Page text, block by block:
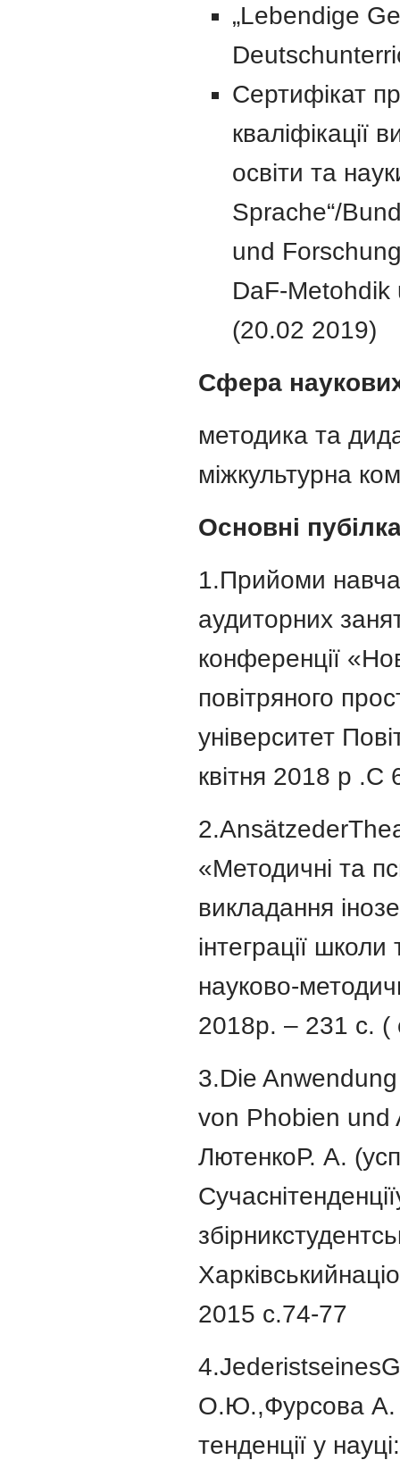
„Lebendige
Сертифікат
кваліфікації
освіти та
Sprache“/
und
DaF-
(20.02 2019)
Сфера наукових
методика та
міжкультурна
Основні
1.Прийоми
аудиторних
конференції
повітряного
університет
квітня 2018 р .С
«Методичні та
викладання
інтеграції
науково-
2018р. – 231 с. (
3.Die
von Phobien
ЛютенкоР. А.
2015 с.74-77
О.Ю.,Фурсова А.
тенденції у